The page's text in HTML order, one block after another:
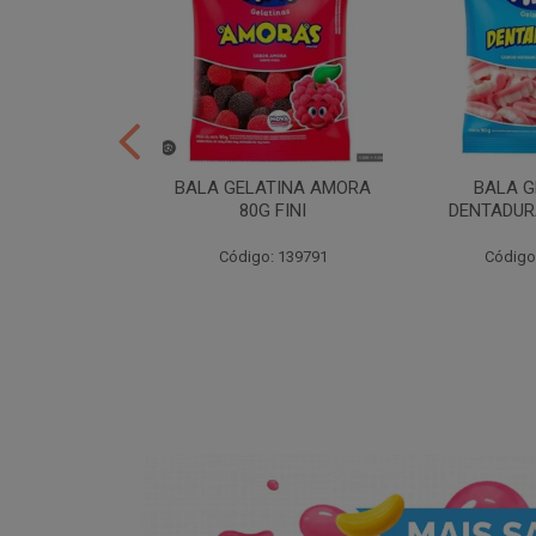
BALA GELATINA AMORA
80G FINI
Código: 139791
BALA